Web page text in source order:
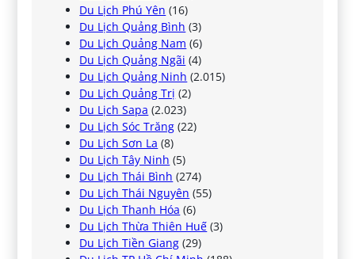
Du Lịch Phú Yên (16)
Du Lịch Quảng Bình (3)
Du Lịch Quảng Nam (6)
Du Lịch Quảng Ngãi (4)
Du Lịch Quảng Ninh (2.015)
Du Lịch Quảng Trị (2)
Du Lịch Sapa (2.023)
Du Lịch Sóc Trăng (22)
Du Lịch Sơn La (8)
Du Lịch Tây Ninh (5)
Du Lịch Thái Bình (274)
Du Lịch Thái Nguyên (55)
Du Lịch Thanh Hóa (6)
Du Lịch Thừa Thiên Huế (3)
Du Lịch Tiền Giang (29)